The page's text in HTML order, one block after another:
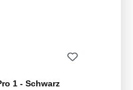
1 - Schwarz